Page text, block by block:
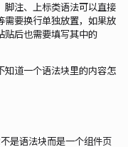
脚注、上标类语法可以直接
需要换行单独放置，如果放
贴后也需要填写其中的
知道一个语法块里的内容怎
是语法块而是一个组件页